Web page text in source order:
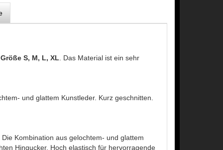
Größe S, M, L, XL . Das Material ist ein sehr
und glattem Kunstleder. Kurz geschnitten.
Kombination aus gelochtem- und glattem
Hingucker. Hoch elastisch für hervorragende